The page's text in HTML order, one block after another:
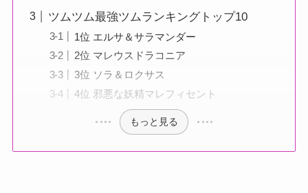
ツムツム最強ツムランキングトップ10
1位 エルサ＆サラマンダー
2位 マレウスドラコニア
3位 ソラ＆ロクサス
4位 邪悪な妖精マレフィセント
もっと見る